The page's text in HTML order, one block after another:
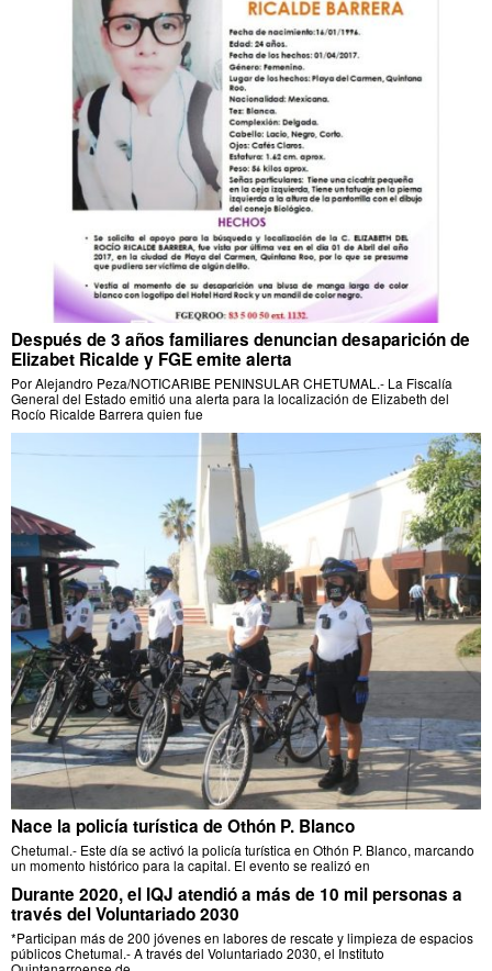
Después de 3 años familiares denuncian desaparición de
Elizabet Ricalde y FGE emite alerta
Por Alejandro Peza/NOTICARIBE PENINSULAR CHETUMAL.- La Fiscalía
General del Estado emitió una alerta para la localización de Elizabeth del
Rocío Ricalde Barrera quien fue
Nace la policía turística de Othón P. Blanco
Chetumal.- Este día se activó la policía turística en Othón P. Blanco, marcando
un momento histórico para la capital. El evento se realizó en
Durante 2020, el IQJ atendió a más de 10 mil personas a
través del Voluntariado 2030
*Participan más de 200 jóvenes en labores de rescate y limpieza de espacios
públicos Chetumal.- A través del Voluntariado 2030, el Instituto